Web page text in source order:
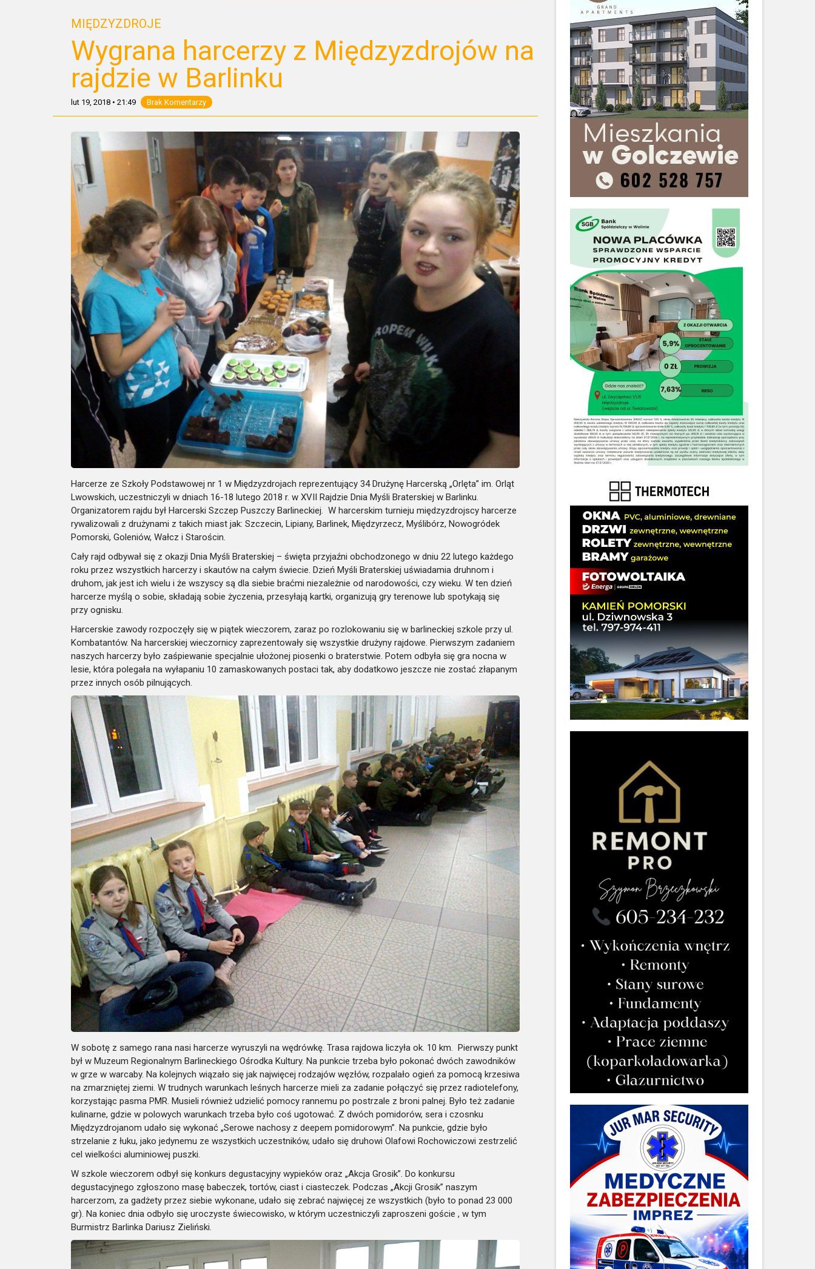
MIĘDZYZDROJE
Wygrana harcerzy z Międzyzdrojów na
rajdzie w Barlinku
lut 19, 2018 • 21:49 Brak Komentarzy
Harcerze ze Szkoły Podstawowej nr 1 w Międzyzdrojach reprezentujący 34 Drużynę Harcerską „Orlęta” im. Orląt
Lwowskich, uczestniczyli w dniach 16-18 lutego 2018 r. w XVII Rajdzie Dnia Myśli Braterskiej w Barlinku.
Organizatorem rajdu był Harcerski Szczep Puszczy Barlineckiej. W harcerskim turnieju międzyzdrojscy harcerze
rywalizowali z drużynami z takich miast jak: Szczecin, Lipiany, Barlinek, Międzyrzecz, Myślibórz, Nowogródek
Pomorski, Goleniów, Wałcz i Starościn.
Cały rajd odbywał się z okazji Dnia Myśli Braterskiej – święta przyjaźni obchodzonego w dniu 22 lutego każdego
roku przez wszystkich harcerzy i skautów na całym świecie. Dzień Myśli Braterskiej uświadamia druhnom i
druhom, jak jest ich wielu i że wszyscy są dla siebie braćmi niezależnie od narodowości, czy wieku. W ten dzień
harcerze myślą o sobie, składają sobie życzenia, przesyłają kartki, organizują gry terenowe lub spotykają się
przy ognisku.
Harcerskie zawody rozpoczęły się w piątek wieczorem, zaraz po rozlokowaniu się w barlineckiej szkole przy ul.
Kombatantów. Na harcerskiej wieczornicy zaprezentowały się wszystkie drużyny rajdowe. Pierwszym zadaniem
naszych harcerzy było zaśpiewanie specjalnie ułożonej piosenki o braterstwie. Potem odbyła się gra nocna w
lesie, która polegała na wyłapaniu 10 zamaskowanych postaci tak, aby dodatkowo jeszcze nie zostać złapanym
przez innych osób pilnujących.
W sobotę z samego rana nasi harcerze wyruszyli na wędrówkę. Trasa rajdowa liczyła ok. 10 km. Pierwszy punkt
był w Muzeum Regionalnym Barlineckiego Ośrodka Kultury. Na punkcie trzeba było pokonać dwóch zawodników
w grze w warcaby. Na kolejnych wiązało się jak najwięcej rodzajów węzłów, rozpalało ogień za pomocą krzesiwa
na zmarzniętej ziemi. W trudnych warunkach leśnych harcerze mieli za zadanie połączyć się przez radiotelefony,
korzystając pasma PMR. Musieli również udzielić pomocy rannemu po postrzale z broni palnej. Było też zadanie
kulinarne, gdzie w polowych warunkach trzeba było coś ugotować. Z dwóch pomidorów, sera i czosnku
Międzyzdrojanom udało się wykonać „Serowe nachosy z deepem pomidorowym”. Na punkcie, gdzie było
strzelanie z łuku, jako jedynemu ze wszystkich uczestników, udało się druhowi Olafowi Rochowiczowi zestrzelić
cel wielkości aluminiowej puszki.
W szkole wieczorem odbył się konkurs degustacyjny wypieków oraz „Akcja Grosik”. Do konkursu
degustacyjnego zgłoszono masę babeczek, tortów, ciast i ciasteczek. Podczas „Akcji Grosik” naszym
harcerzom, za gadżety przez siebie wykonane, udało się zebrać najwięcej ze wszystkich (było to ponad 23 000
gr). Na koniec dnia odbyło się uroczyste świecowisko, w którym uczestniczyli zaproszeni goście , w tym
Burmistrz Barlinka Dariusz Zieliński.